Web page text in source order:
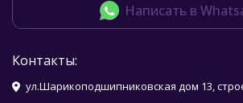
Написать в
Контакты:
ул.Шарикоподшипниковская дом 13,